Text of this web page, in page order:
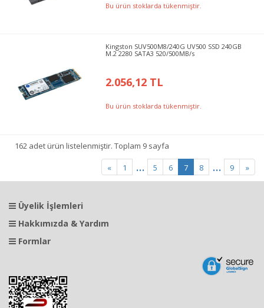
Bu ürün stoklarda tükenmiştir.
Kingston SUV500M8/240G UV500 SSD 240GB
M.2 2280 SATA3 520/500MB/s
2.056,12 TL
Bu ürün stoklarda tükenmiştir.
162 adet ürün listelenmiştir. Toplam 9 sayfa
« 1 ... 5 6 7 8 ... 9 »
Üyelik İşlemleri
Hakkımızda & Yardım
Formlar